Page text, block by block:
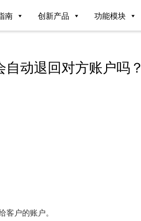
南 创新产品 功能模块
动退回对方账户吗？
户的账户。